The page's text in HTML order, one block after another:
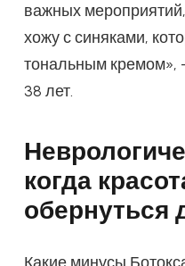
важных
хожу с синяками,
тональным кремом»,
38 лет.
когда
обернуться